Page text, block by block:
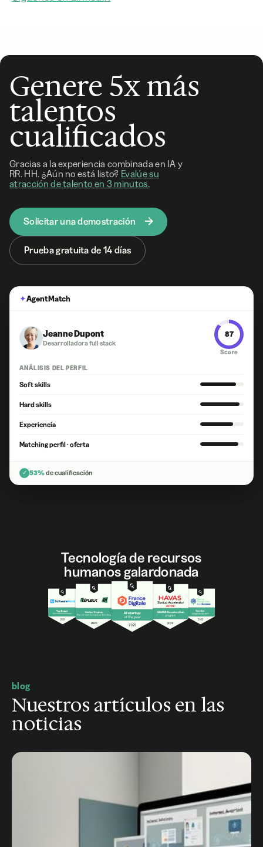
Genere 5x más
talentos
cualificados
Gracias a la experiencia combinada en IA y
RR. HH. ¿Aún no está listo? Evalúe su
atracción de talento en 3 minutos.
Solicitar una demostración
Prueba gratuita de 14 días
✦Agent Match
Jeanne Dupont
Desarrolladora full stack
87
Score
ANÁLISIS DEL PERFIL
Soft skills
Hard skills
Experiencia
Matching perfil · oferta
✓ 53%de cualificación
Tecnología de recursos
humanos galardonada
blog
Nuestros artículos en las
noticias